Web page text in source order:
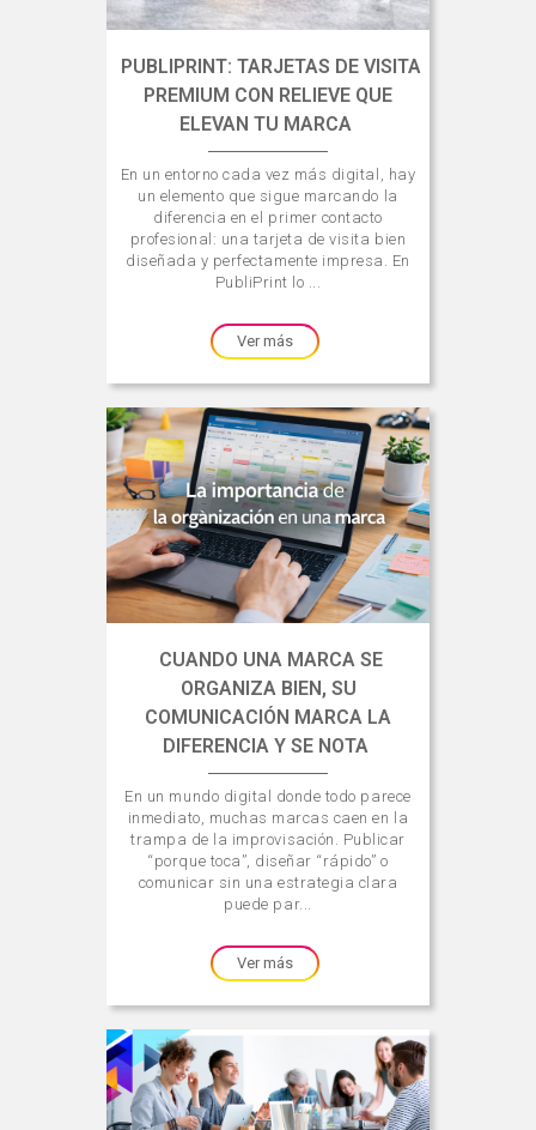
PUBLIPRINT: TARJETAS DE VISITA
PREMIUM CON RELIEVE QUE
ELEVAN TU MARCA
En un entorno cada vez más digital, hay
un elemento que sigue marcando la
diferencia en el primer contacto
profesional: una tarjeta de visita bien
diseñada y perfectamente impresa. En
PubliPrint lo ...
Ver más
CUANDO UNA MARCA SE
ORGANIZA BIEN, SU
COMUNICACIÓN MARCA LA
DIFERENCIA Y SE NOTA
En un mundo digital donde todo parece
inmediato, muchas marcas caen en la
trampa de la improvisación. Publicar
“porque toca”, diseñar “rápido” o
comunicar sin una estrategia clara
puede par...
Ver más